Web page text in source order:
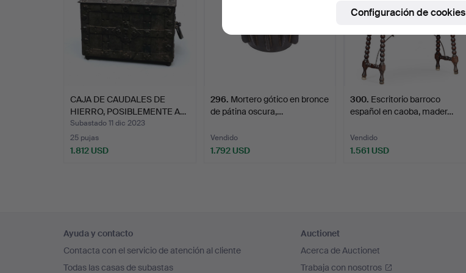
CAJA DE CAUDALES DE
HIERRO, POSIBLEMENTE A…
Subastado 11 dic 2023
25 pujas
1.812 USD
296. Mortero gótico en bronce
de pátina oscura,…
Vendido
1.792 USD
300. Escritorio barroco
español en caoba, mader…
Vendido
1.561 USD
en
el
Ayuda y contacto
Contacta con el servicio de atención al cliente
Todas las casas de subastas
Auctionet
Acerca de Auctionet
Trabaja con nosotros
Configuración de cookies